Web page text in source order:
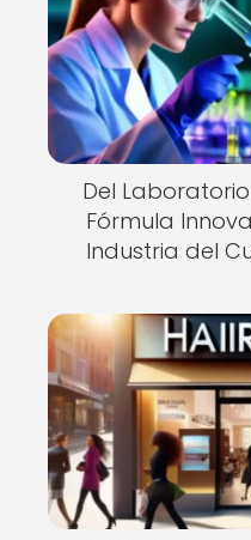
Del
Fórmula
Industria del